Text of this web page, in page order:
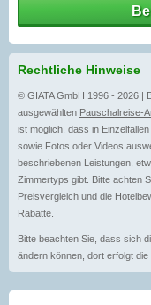
Rechtliche Hinweise
© GIATA GmbH 1996 - 2026 |
ausgewählten Pauschalreise-
ist möglich, dass in
sowie Fotos oder Videos
beschriebenen Leistungen,
Zimmertyps gibt. Bitte achten
Preisvergleich und die
Rabatte.
Bitte beachten Sie, dass sich
ändern können, dort erfolgt die